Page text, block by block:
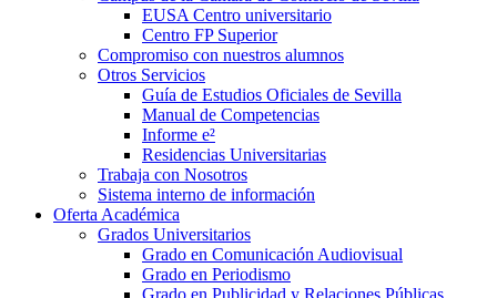
EUSA Centro universitario
Centro FP Superior
Compromiso con nuestros alumnos
Otros Servicios
Guía de Estudios Oficiales de Sevilla
Manual de Competencias
Informe e²
Residencias Universitarias
Trabaja con Nosotros
Sistema interno de información
Oferta Académica
Grados Universitarios
Grado en Comunicación Audiovisual
Grado en Periodismo
Grado en Publicidad y Relaciones Públicas